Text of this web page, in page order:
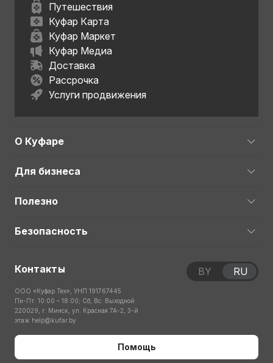
Путешествия
Куфар Карта
Куфар Маркет
Куфар Медиа
Доставка
Рассрочка
Услуги продвижения
О Куфаре
Для бизнеса
Полезно
Безопасность
Контакты
ООО «Куфар Тех», УНП 191767445
Пн-Пт: 10:00 – 18:00; Сб, Вс: Выходной
220029, г. Минск, ул. Красная 7А-2, 3-й
этаж help@kufar.by
Помощь
BY RU